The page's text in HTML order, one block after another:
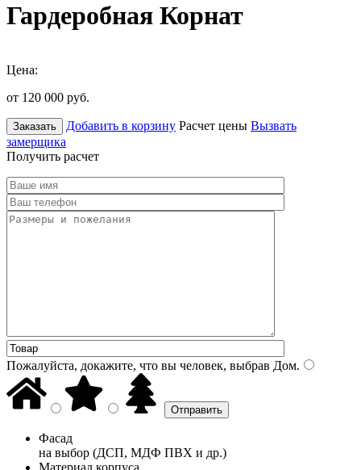
Гардеробная Корнат
Цена:
от 120 000 руб.
Заказать Добавить в корзину Расчет цены Вызвать
замерщика
Получить расчет
Пожалуйста, докажите, что вы человек, выбрав Дом.
Фасад
на выбор (ДСП, МДФ ПВХ и др.)
Материал корпуса